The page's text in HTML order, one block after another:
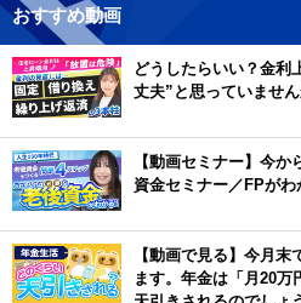
おすすめ動画
どうしたらいい？金利
丈夫”と思っていませ
【動画セミナー】今
資金セミナー／FPがわ
【動画で見る】今月末
ます。年金は「月20万